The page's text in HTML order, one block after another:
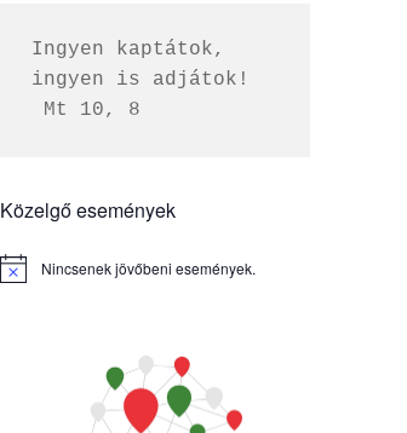
Ingyen kaptátok,
ingyen is adjátok!
Mt 10, 8
Közelgő események
Notice Nincsenek jövőbeni események.